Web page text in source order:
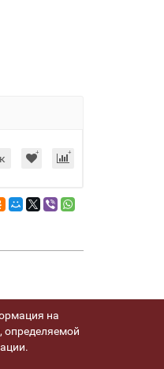
на
определяемой